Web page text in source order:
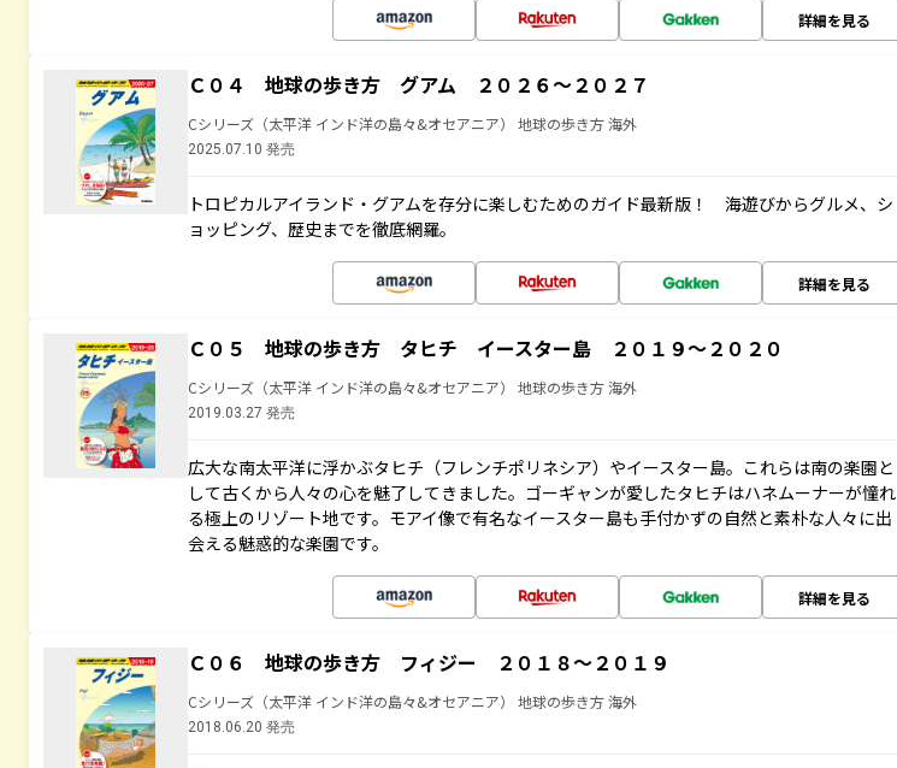
詳細を見る
Ｃ０４ 地球の歩き方 グアム ２０２６～２０２７
Cシリーズ（太平洋 インド洋の島々&オセアニア） 地球の歩き方 海外
2025.07.10 発売
トロピカルアイランド・グアムを存分に楽しむためのガイド最新版！ 海遊びからグルメ、シ
ョッピング、歴史までを徹底網羅。
詳細を見る
Ｃ０５ 地球の歩き方 タヒチ イースター島 ２０１９～２０２０
Cシリーズ（太平洋 インド洋の島々&オセアニア） 地球の歩き方 海外
2019.03.27 発売
広大な南太平洋に浮かぶタヒチ（フレンチポリネシア）やイースター島。これらは南の楽園と
して古くから人々の心を魅了してきました。ゴーギャンが愛したタヒチはハネムーナーが憧れ
る極上のリゾート地です。モアイ像で有名なイースター島も手付かずの自然と素朴な人々に出
会える魅惑的な楽園です。
詳細を見る
Ｃ０６ 地球の歩き方 フィジー ２０１８～２０１９
Cシリーズ（太平洋 インド洋の島々&オセアニア） 地球の歩き方 海外
2018.06.20 発売